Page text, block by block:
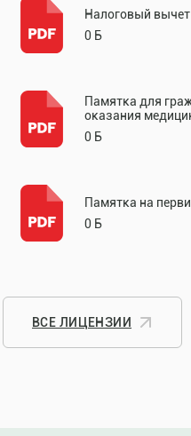
Налоговый вычет
0 Б
Памятка для
оказания
0 Б
Памятка на
0 Б
ВСЕ ЛИЦЕНЗИИ